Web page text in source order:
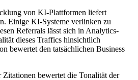
von KI-Plattformen liefert
Einige KI-Systeme verlinken zu
Referrals lässt sich in Analytics-
dieses Traffics hinsichtlich
bewertet den tatsächlichen Business
bewertet die Tonalität der